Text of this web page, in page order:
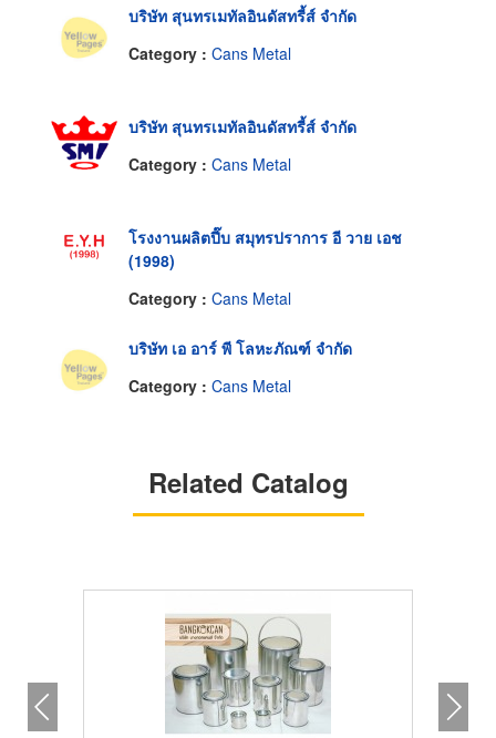
บริษัท สุนทรเมทัลอินดัสทรี้ส์ จำกัด
Category : Cans Metal
บริษัท สุนทรเมทัลอินดัสทรี้ส์ จำกัด
Category : Cans Metal
โรงงานผลิตปี๊บ สมุทรปราการ อี วาย เอช
(1998)
Category : Cans Metal
บริษัท เอ อาร์ พี โลหะภัณฑ์ จำกัด
Category : Cans Metal
Related Catalog